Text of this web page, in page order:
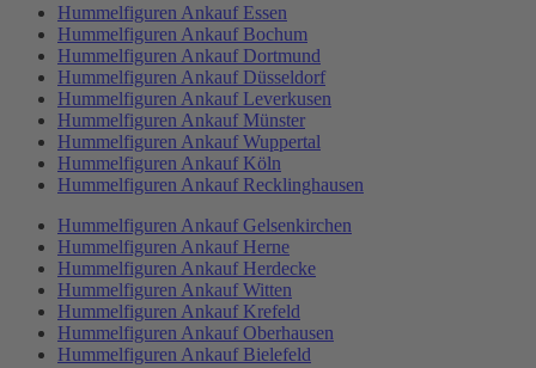
Hummelfiguren Ankauf Essen
Hummelfiguren Ankauf Bochum
Hummelfiguren Ankauf Dortmund
Hummelfiguren Ankauf Düsseldorf
Hummelfiguren Ankauf Leverkusen
Hummelfiguren Ankauf Münster
Hummelfiguren Ankauf Wuppertal
Hummelfiguren Ankauf Köln
Hummelfiguren Ankauf Recklinghausen
Hummelfiguren Ankauf Gelsenkirchen
Hummelfiguren Ankauf Herne
Hummelfiguren Ankauf Herdecke
Hummelfiguren Ankauf Witten
Hummelfiguren Ankauf Krefeld
Hummelfiguren Ankauf Oberhausen
Hummelfiguren Ankauf Bielefeld